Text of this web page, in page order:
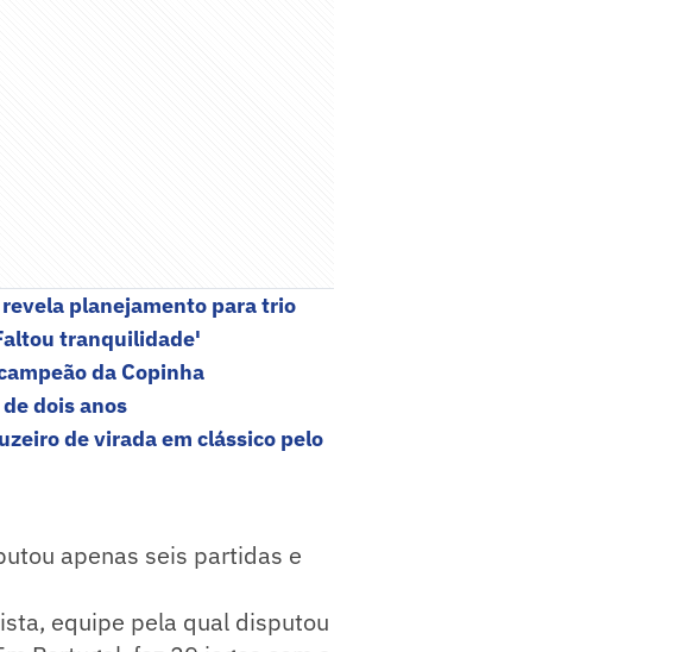
planejamento para trio
tranquilidade'
da Copinha
dois anos
de virada em clássico pelo
apenas seis partidas e
equipe pela qual disputou